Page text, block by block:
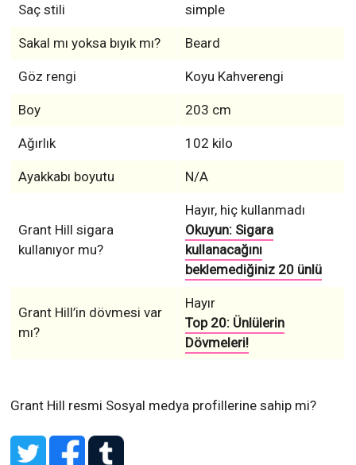
Saç stili simple
Sakal mı yoksa bıyık mı? Beard
Göz rengi Koyu Kahverengi
Boy 203 cm
Ağırlık 102 kilo
Ayakkabı boyutu N/A
Grant Hill sigara
kullanıyor mu?
Hayır, hiç kullanmadı
Okuyun: Sigara
kullanacağını
beklemediğiniz 20 ünlü
Grant Hill’in dövmesi var
mı?
Hayır
Top 20: Ünlülerin
Dövmeleri!
Grant Hill resmi Sosyal medya profillerine sahip mi?